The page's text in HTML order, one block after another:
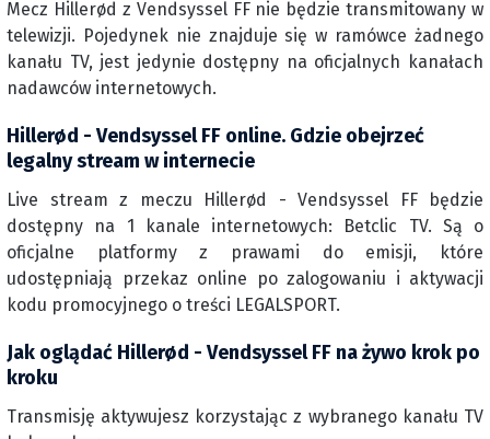
Mecz Hillerød z Vendsyssel FF nie będzie transmitowany w
telewizji. Pojedynek nie znajduje się w ramówce żadnego
kanału TV, jest jedynie dostępny na oficjalnych kanałach
nadawców internetowych.
Hillerød - Vendsyssel FF online. Gdzie obejrzeć
legalny stream w internecie
Live stream z meczu Hillerød - Vendsyssel FF będzie
dostępny na 1 kanale internetowych: Betclic TV. Są o
oficjalne platformy z prawami do emisji, które
udostępniają przekaz online po zalogowaniu i aktywacji
kodu promocyjnego o treści LEGALSPORT.
Jak oglądać Hillerød - Vendsyssel FF na żywo krok po
kroku
Transmisję aktywujesz korzystając z wybranego kanału TV